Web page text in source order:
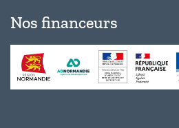
Nos financeurs